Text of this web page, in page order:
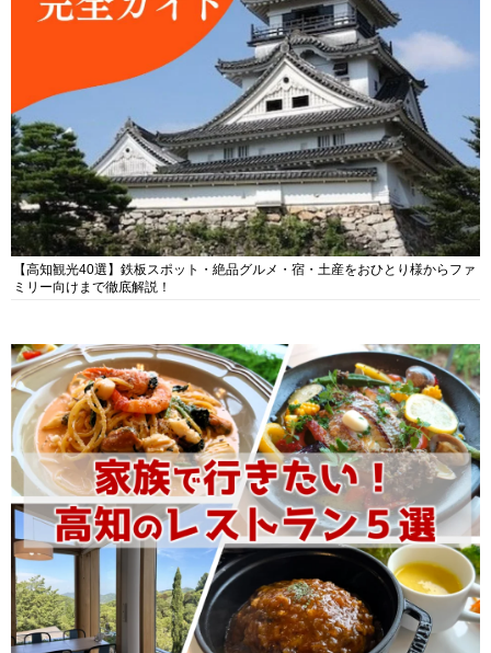
【高知観光40選】鉄板スポット・絶品グルメ・宿・土産をおひとり様からファ
ミリー向けまで徹底解説！